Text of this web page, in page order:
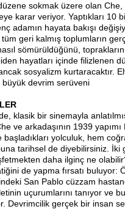
sokmak üzere olan
karar veriyor. Yaptıkları 10
adamın hayata bakışı
geri kalmış toplumların
sömürüldüğünü,
hayatları içinde filizlenen
sosyalizm kurtaracaktır.
büyük devrim serüveni
klasik bir sinemayla
ve arkadaşının 1939
başladıkları yolculuk, hem
tarihsel de diyebilirsiniz. İki
daha ilginç ne
de yapma fırsatı buluyor:
San Pablo cüzzam
uçurumlarını tanıyor ve
Devrimcilik gerçek bir insan